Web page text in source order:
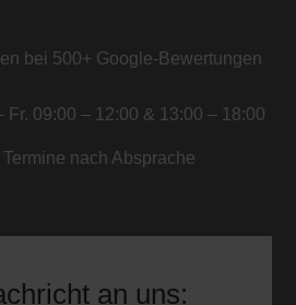
bei 500+ Google-Bewertungen
Fr. 09:00 – 12:00 & 13:00 – 18:00
nach Absprache
an uns: